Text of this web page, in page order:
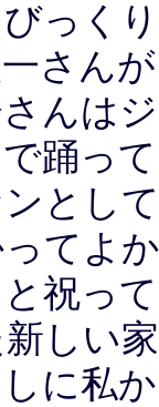
っく
さん
んは
踊っ
とし
てよ
と祝っ
しい
に私